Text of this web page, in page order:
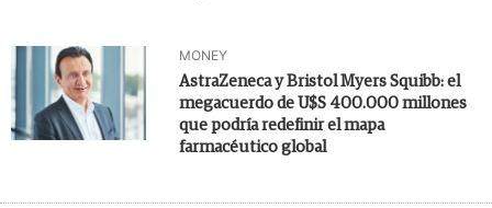
MONEY
AstraZeneca y Bristol Myers Squibb: el
megacuerdo de U$S 400.000 millones
que podría redefinir el mapa
farmacéutico global